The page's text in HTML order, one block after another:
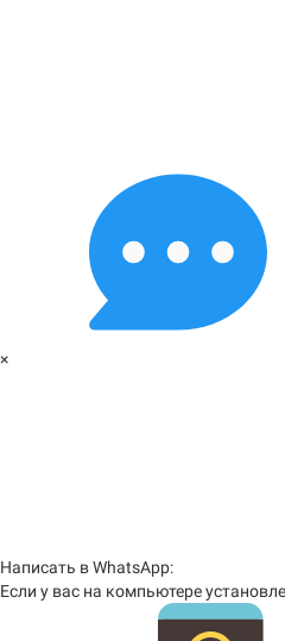
×
Написать в WhatsApp:
Если у вас на компьютере